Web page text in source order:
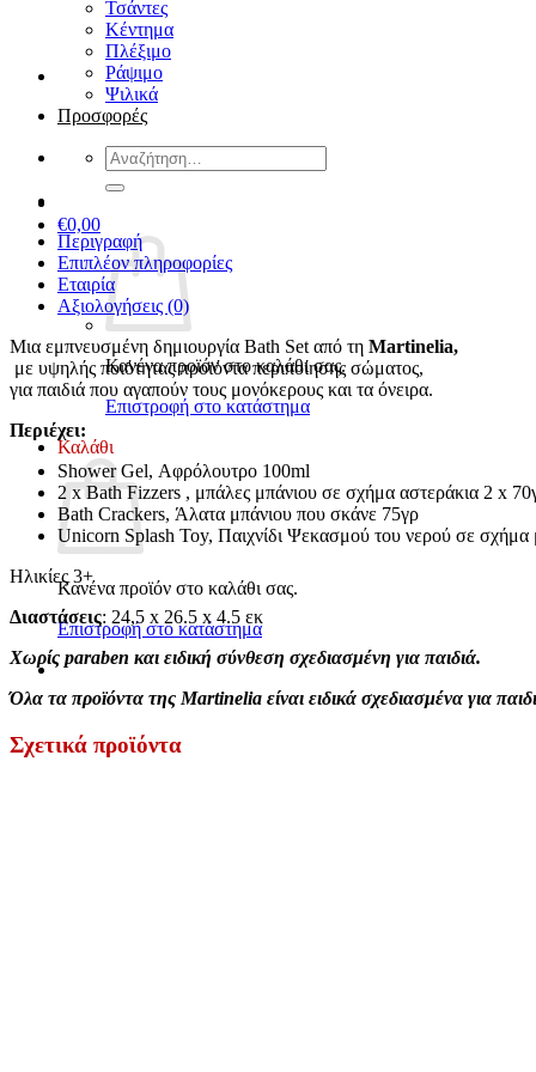
Τσάντες
Κέντημα
Πλέξιμο
Ράψιμο
Ψιλικά
Προσφορές
Αναζήτηση
για:
€0,00
Κανένα προϊόν στο καλάθι σας.
Επιστροφή στο κατάστημα
Καλάθι
Κανένα προϊόν στο καλάθι σας.
Επιστροφή στο κατάστημα
Περιγραφή
Επιπλέον πληροφορίες
Εταιρία
Αξιολογήσεις (0)
Μια εμπνευσμένη δημιουργία Bath Set από τη Martinelia,
με υψηλής ποιότητας προϊόντα περιποίησης σώματος,
για παιδιά που αγαπούν τους μονόκερους και τα όνειρα.
Περιέχει:
Shower Gel, Αφρόλουτρο 100ml
2 x Bath Fizzers , μπάλες μπάνιου σε σχήμα αστεράκια 2 x
Bath Crackers, Άλατα μπάνιου που σκάνε 75γρ
Unicorn Splash Toy, Παιχνίδι Ψεκασμού του νερού σε σχήμα
Ηλικίες 3+
Διαστάσεις: 24,5 x 26.5 x 4.5 εκ
Χωρίς paraben και ειδική σύνθεση σχεδιασμένη για παιδιά.
Όλα τα προϊόντα της Martinelia είναι ειδικά σχεδιασμένα για
Σχετικά προϊόντα